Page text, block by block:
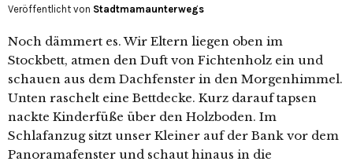
Veröffentlicht von Stadtmamaunterwegs
Noch dämmert es. Wir Eltern liegen oben im
Stockbett, atmen den Duft von Fichtenholz ein und
schauen aus dem Dachfenster in den Morgenhimmel.
Unten raschelt eine Bettdecke. Kurz darauf tapsen
nackte Kinderfüße über den Holzboden. Im
Schlafanzug sitzt unser Kleiner auf der Bank vor dem
Panoramafenster und schaut hinaus in die